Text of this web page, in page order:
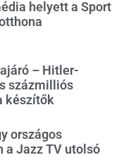
helyett a Sport
– Hitler-
százmilliós
készítők
országos
a Jazz TV utolsó